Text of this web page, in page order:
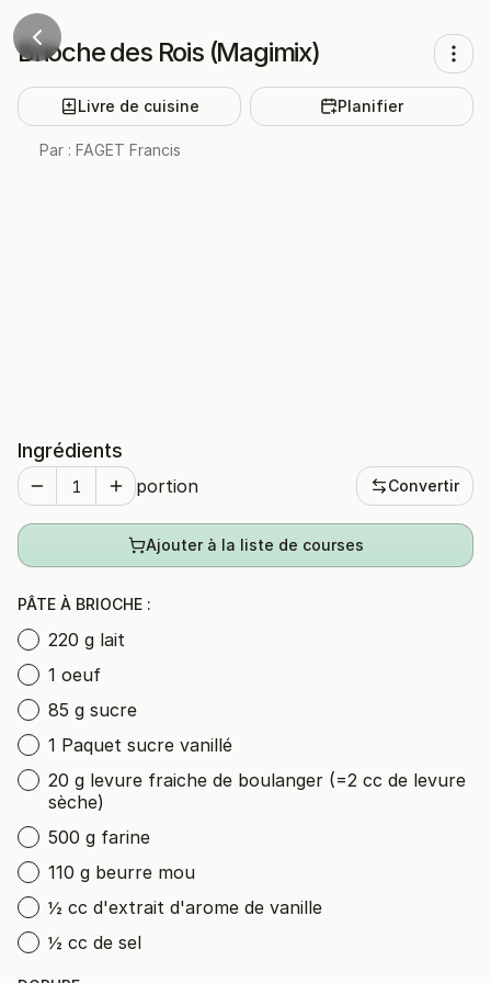
Brioche des Rois (Magimix)
Livre de cuisine Planifier
Par : FAGET Francis
Ingrédients
portion Convertir
Ajouter à la liste de courses
PÂTE À BRIOCHE :
220 g lait
1 oeuf
85 g sucre
1 Paquet sucre vanillé
20 g levure fraiche de boulanger (=2 cc de levure
sèche)
500 g farine
110 g beurre mou
½ cc d'extrait d'arome de vanille
½ cc de sel